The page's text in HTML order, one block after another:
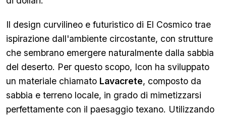
Il design curvilineo e futuristico di El Cosmico trae
ispirazione dall'ambiente circostante, con strutture
che sembrano emergere naturalmente dalla sabbia
del deserto. Per questo scopo, Icon ha sviluppato
un materiale chiamato Lavacrete, composto da
sabbia e terreno locale, in grado di mimetizzarsi
perfettamente con il paesaggio texano. Utilizzando